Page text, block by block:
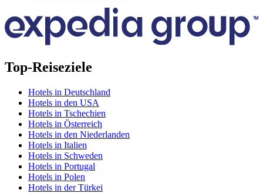
Top-Reiseziele
Hotels in Deutschland
Hotels in den USA
Hotels in Tschechien
Hotels in Österreich
Hotels in den Niederlanden
Hotels in Italien
Hotels in Schweden
Hotels in Portugal
Hotels in Polen
Hotels in der Türkei